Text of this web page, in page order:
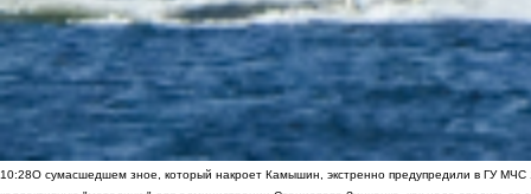
10:28О сумасшедшем зное, который накроет Камышин, экстренно предупредили в ГУ МЧС